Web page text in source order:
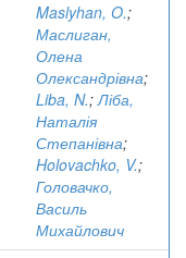
Maslyhan, O.;
Маслиган,
Олена
Олександрівна;
Liba, N.;Ліба,
Наталія
Степанівна;
Holovachko, V.;
Головачко,
Василь
Михайлович